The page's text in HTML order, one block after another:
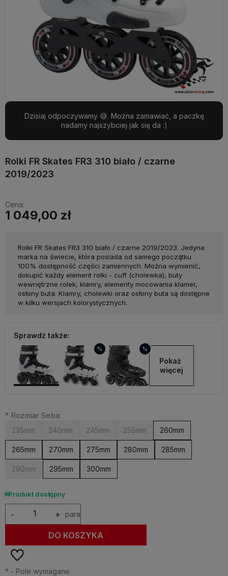
Dzisiaj odpoczywamy 😅. Można zamawiać, a paczkę
nadamy najszybciej jak się da :)
Rolki FR Skates FR3 310 biało / czarne
2019/2023
Cena:
1 049,00 zł
Rolki FR Skates FR3 310 biało / czarne 2019/2023. Jedyna
marka na świecie, która posiada od samego początku
100% dostępność części zamiennych. Można wymienić,
dokupić każdy element rolki - cuff (cholewka), buty
wewnętrzne rolek, klamry, elementy mocowania klamer,
osłony buta. Klamry, cholewki oraz osłony buta są dostępne
w kilku wersjach kolorystycznych.
Sprawdź także:
% %
Pokaż
więcej
* Rozmiar Seba:
235mm
240mm 245mm 255mm 260mm
265mm 270mm 275mm 280mm 285mm
290mm 295mm 300mm
Produkt dostępny
+
- para
DO KOSZYKA
* - Pole wymagane